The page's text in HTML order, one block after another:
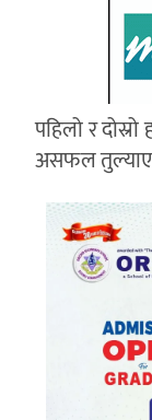
पहिलो र
असफल